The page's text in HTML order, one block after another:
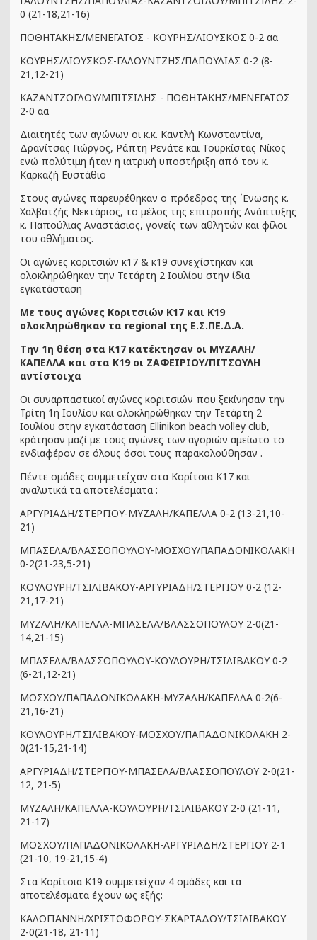
0 (21-18,21-16)
ΠΟΘΗΤΑΚΗΣ/ΜΕΝΕΓΑΤΟΣ - ΚΟΥΡΗΣ/ΛΙΟΥΣΚΟΣ 0-2 αα
ΚΟΥΡΗΣ/ΛΙΟΥΣΚΟΣ-ΓΑΛΟΥΝΤΖΗΣ/ΠΑΠΟΥΛΙΑΣ 0-2 (8-
21,12-21)
ΚΑΖΑΝΤΖΟΓΛΟΥ/ΜΠΙΤΣΙΛΗΣ - ΠΟΘΗΤΑΚΗΣ/ΜΕΝΕΓΑΤΟΣ
2-0 αα
Διαιτητές των αγώνων οι κ.κ. Καντλή Κωνσταντίνα,
Δρανίτσας Γιώργος, Ράπτη Ρενάτε και Τουρκίστας Νίκος
ενώ πολύτιμη ήταν η ιατρική υποστήριξη από τον κ.
Καρκαζή Ευστάθιο
Στους αγώνες παρευρέθηκαν ο πρόεδρος της ΄Ενωσης κ.
Χαλβατζής Νεκτάριος, το μέλος της επιτροπής Ανάπτυξης
κ. Παπούλιας Αναστάσιος, γονείς των αθλητών και φίλοι
του αθλήματος.
Οι αγώνες κοριτσιών κ17 & κ19 συνεχίστηκαν και
ολοκληρώθηκαν την Τετάρτη 2 Ιουλίου στην ίδια
εγκατάσταση
Με τους αγώνες Κοριτσιών Κ17 και Κ19
ολοκληρώθηκαν τα regional της Ε.Σ.ΠΕ.Δ.Α.
Την 1η θέση στα Κ17 κατέκτησαν οι ΜΥΖΑΛΗ/
ΚΑΠΕΛΛΑ και στα Κ19 οι ΖΑΦΕΙΡΙΟΥ/ΠΙΤΣΟΥΛΗ
αντίστοιχα
Οι συναρπαστικοί αγώνες κοριτσιών που ξεκίνησαν την
Τρίτη 1η Ιουλίου και ολοκληρώθηκαν την Τετάρτη 2
Ιουλίου στην εγκατάσταση Ellinikon beach volley club,
κράτησαν μαζί με τους αγώνες των αγοριών αμείωτο το
ενδιαφέρον σε όλους όσοι τους παρακολούθησαν .
Πέντε ομάδες συμμετείχαν στα Κορίτσια Κ17 και
αναλυτικά τα αποτελέσματα :
ΑΡΓΥΡΙΑΔΗ/ΣΤΕΡΓΙΟΥ-ΜΥΖΑΛΗ/ΚΑΠΕΛΛΑ 0-2 (13-21,10-
21)
ΜΠΑΣΕΛΑ/ΒΛΑΣΣΟΠΟΥΛΟΥ-ΜΟΣΧΟΥ/ΠΑΠΑΔΟΝΙΚΟΛΑΚΗ
0-2(21-23,5-21)
ΚΟΥΛΟΥΡΗ/ΤΣΙΛΙΒΑΚΟΥ-ΑΡΓΥΡΙΑΔΗ/ΣΤΕΡΓΙΟΥ 0-2 (12-
21,17-21)
ΜΥΖΑΛΗ/ΚΑΠΕΛΛΑ-ΜΠΑΣΕΛΑ/ΒΛΑΣΣΟΠΟΥΛΟΥ 2-0(21-
14,21-15)
ΜΠΑΣΕΛΑ/ΒΛΑΣΣΟΠΟΥΛΟΥ-ΚΟΥΛΟΥΡΗ/ΤΣΙΛΙΒΑΚΟΥ 0-2
(6-21,12-21)
ΜΟΣΧΟΥ/ΠΑΠΑΔΟΝΙΚΟΛΑΚΗ-ΜΥΖΑΛΗ/ΚΑΠΕΛΛΑ 0-2(6-
21,16-21)
ΚΟΥΛΟΥΡΗ/ΤΣΙΛΙΒΑΚΟΥ-ΜΟΣΧΟΥ/ΠΑΠΑΔΟΝΙΚΟΛΑΚΗ 2-
0(21-15,21-14)
ΑΡΓΥΡΙΑΔΗ/ΣΤΕΡΓΙΟΥ-ΜΠΑΣΕΛΑ/ΒΛΑΣΣΟΠΟΥΛΟΥ 2-0(21-
12, 21-5)
ΜΥΖΑΛΗ/ΚΑΠΕΛΛΑ-ΚΟΥΛΟΥΡΗ/ΤΣΙΛΙΒΑΚΟΥ 2-0 (21-11,
21-17)
ΜΟΣΧΟΥ/ΠΑΠΑΔΟΝΙΚΟΛΑΚΗ-ΑΡΓΥΡΙΑΔΗ/ΣΤΕΡΓΙΟΥ 2-1
(21-10, 19-21,15-4)
Στα Κορίτσια Κ19 συμμετείχαν 4 ομάδες και τα
αποτελέσματα έχουν ως εξής:
ΚΑΛΟΓΙΑΝΝΗ/ΧΡΙΣΤΟΦΟΡΟΥ-ΣΚΑΡΤΑΔΟΥ/ΤΣΙΛΙΒΑΚΟΥ
2-0(21-18, 21-11)